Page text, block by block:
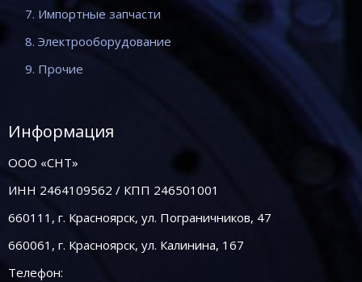
7. Импортные запчасти
8. Электрооборудование
9. Прочие
Информация
ООО «СНТ»
ИНН 2464109562 / КПП 246501001
660111, г. Красноярск, ул. Пограничников, 47
660061, г. Красноярск, ул. Калинина, 167
Телефон: